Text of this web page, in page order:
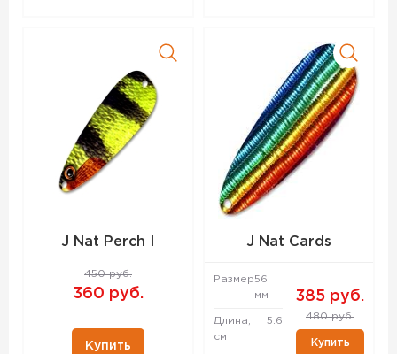
J Nat Perch I
450 руб.
360 руб.
Купить
J Nat Cards
Размер56
мм
Длина,
см
5.6
385 руб.
480 руб.
Купить